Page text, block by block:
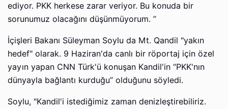
ediyor. PKK herkese zarar veriyor. Bu konuda bir
sorunumuz olacağını düşünmüyorum. ”
İçişleri Bakanı Süleyman Soylu da Mt. Qandil "yakın
hedef" olarak. 9 Haziran'da canlı bir röportaj için özel
yayın yapan CNN Türk'ü konuşan Kandil'in “PKK'nın
dünyayla bağlantı kurduğu” olduğunu söyledi.
Soylu, "Kandil'i istediğimiz zaman denizleştirebiliriz.